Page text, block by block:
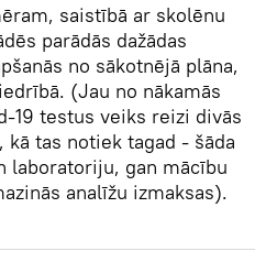
saistībā ar skolēnu
parādās dažādas
no sākotnējā plāna,
(Jau no nākamās
19 testus veiks reizi divās
tas notiek tagad - šāda
laboratoriju, gan mācību
analīžu izmaksas).